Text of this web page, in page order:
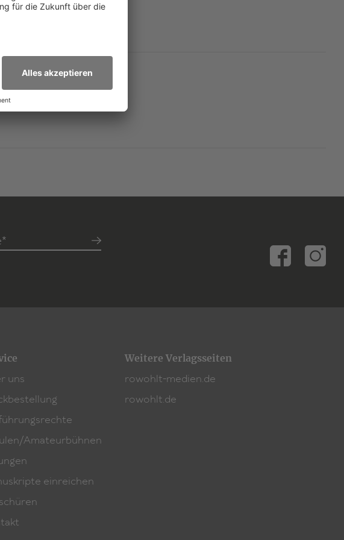
an dem Roman.
im Hanser Verlag.
uns
Amateurbühnen
einreichen
Weitere Verlagsseiten
rowohlt-medien.de
rowohlt.de